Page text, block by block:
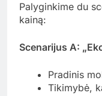
Palyginkime du
kainą:
Scenarijus A:
Pradinis
Tikimybė,